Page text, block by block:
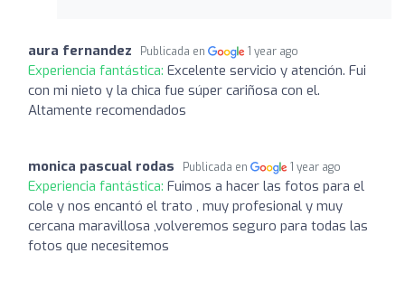
aura fernandez Publicada en 1 year ago
Experiencia fantástica: Excelente servicio y atención. Fui
con mi nieto y la chica fue súper cariñosa con el.
Altamente recomendados
monica pascual rodas Publicada en 1 year ago
Experiencia fantástica: Fuimos a hacer las fotos para el
cole y nos encantó el trato , muy profesional y muy
cercana maravillosa ,volveremos seguro para todas las
fotos que necesitemos